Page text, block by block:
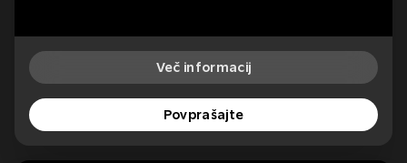
Več informacij
Povprašajte